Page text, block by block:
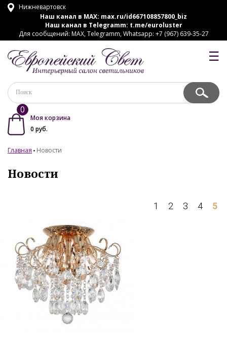
Нижневартовск
Наш канал в MAX: max.ru/id667108857800_biz
Наш канал в Telegramm: t.me/euroluster
Для сообщений: MAX, Telegramm, Whatsapp: +7 (967) 639-35-27
☰
0
Моя корзина
0 руб.
Главная Новости
Новости
1 2 3 4 5